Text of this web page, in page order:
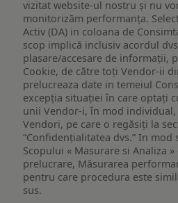
vizitat website-ul nostru și nu
monitorizăm performanța.
Activ (DA) in coloana de
scop implică inclusiv acordul
plasare/accesare de informații,
Cookie, de către toți Vendor-ii
prelucreaza date in temeiul
excepția situației în care optați
unii Vendor-i, în mod
Vendori, pe care o regăsiți la
“Confidențialitatea dvs.” In mod
Scopului « Masurare si Analiza
prelucrare, Măsurarea
pentru care procedura este
sus.